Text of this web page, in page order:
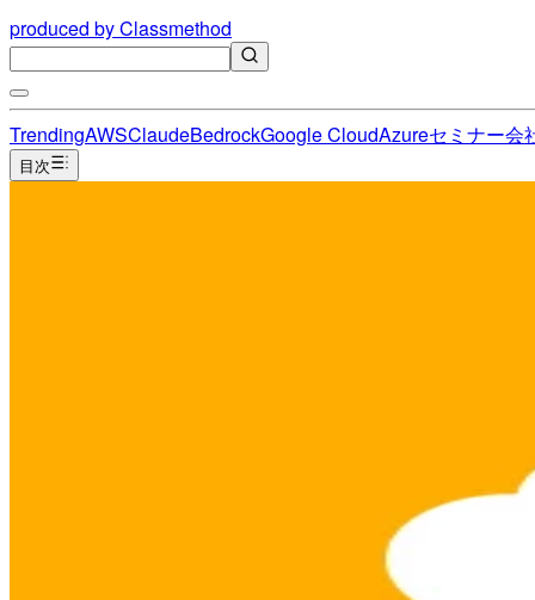
produced by Classmethod
TrendingAWSClaudeBedrockGoogle CloudAzureセミナー会
目次